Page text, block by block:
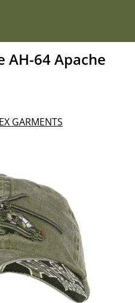
AH-64 Apache
GARMENTS